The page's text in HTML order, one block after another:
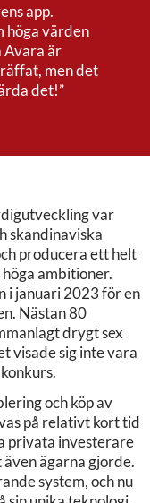
app.
höga värden
Avara är
men det
det!”
var
skandinaviska
producera ett helt
ambitioner.
i januari 2023 för en
Nästan 80
drygt sex
visade sig inte vara
och köp av
på relativt kort tid
privata investerare
ägarna gjorde.
system, och nu